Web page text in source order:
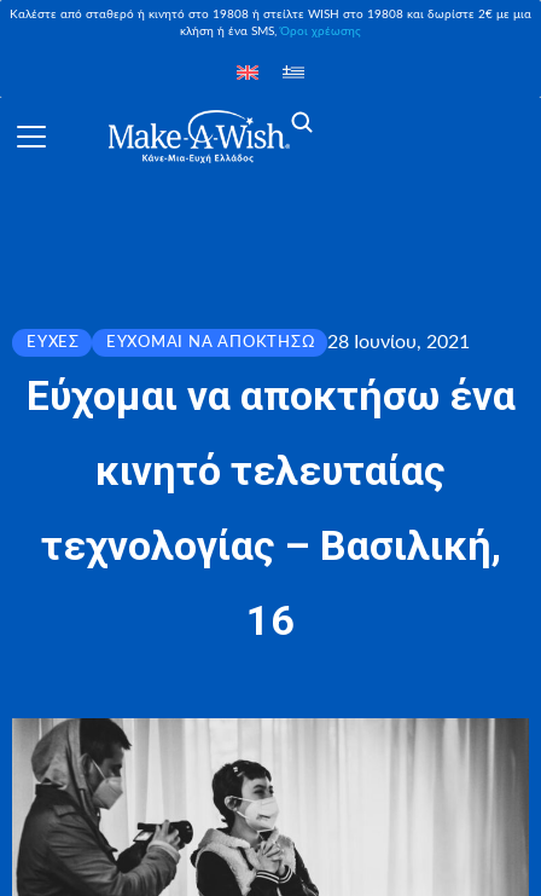
Καλέστε από σταθερό ή κινητό στο 19808 ή στείλτε WISH στο 19808 και δωρίστε 2€ με μια
κλήση ή ένα SMS,Όροι χρέωσης
ΕΥΧΈΣ ΕΎΧΟΜΑΙ ΝΑ ΑΠΟΚΤΉΣΩ 28 Ιουνίου, 2021
Εύχομαι να αποκτήσω ένα
κινητό τελευταίας
τεχνολογίας – Βασιλική,
16